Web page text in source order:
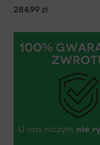
284,99 zł